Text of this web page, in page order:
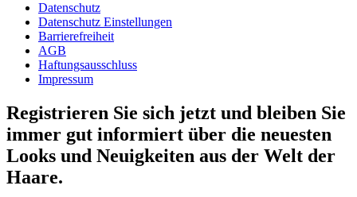
Datenschutz
Datenschutz Einstellungen
Barrierefreiheit
AGB
Haftungsausschluss
Impressum
Registrieren Sie sich jetzt und bleiben Sie
immer gut informiert über die neuesten
Looks und Neuigkeiten aus der Welt der
Haare.